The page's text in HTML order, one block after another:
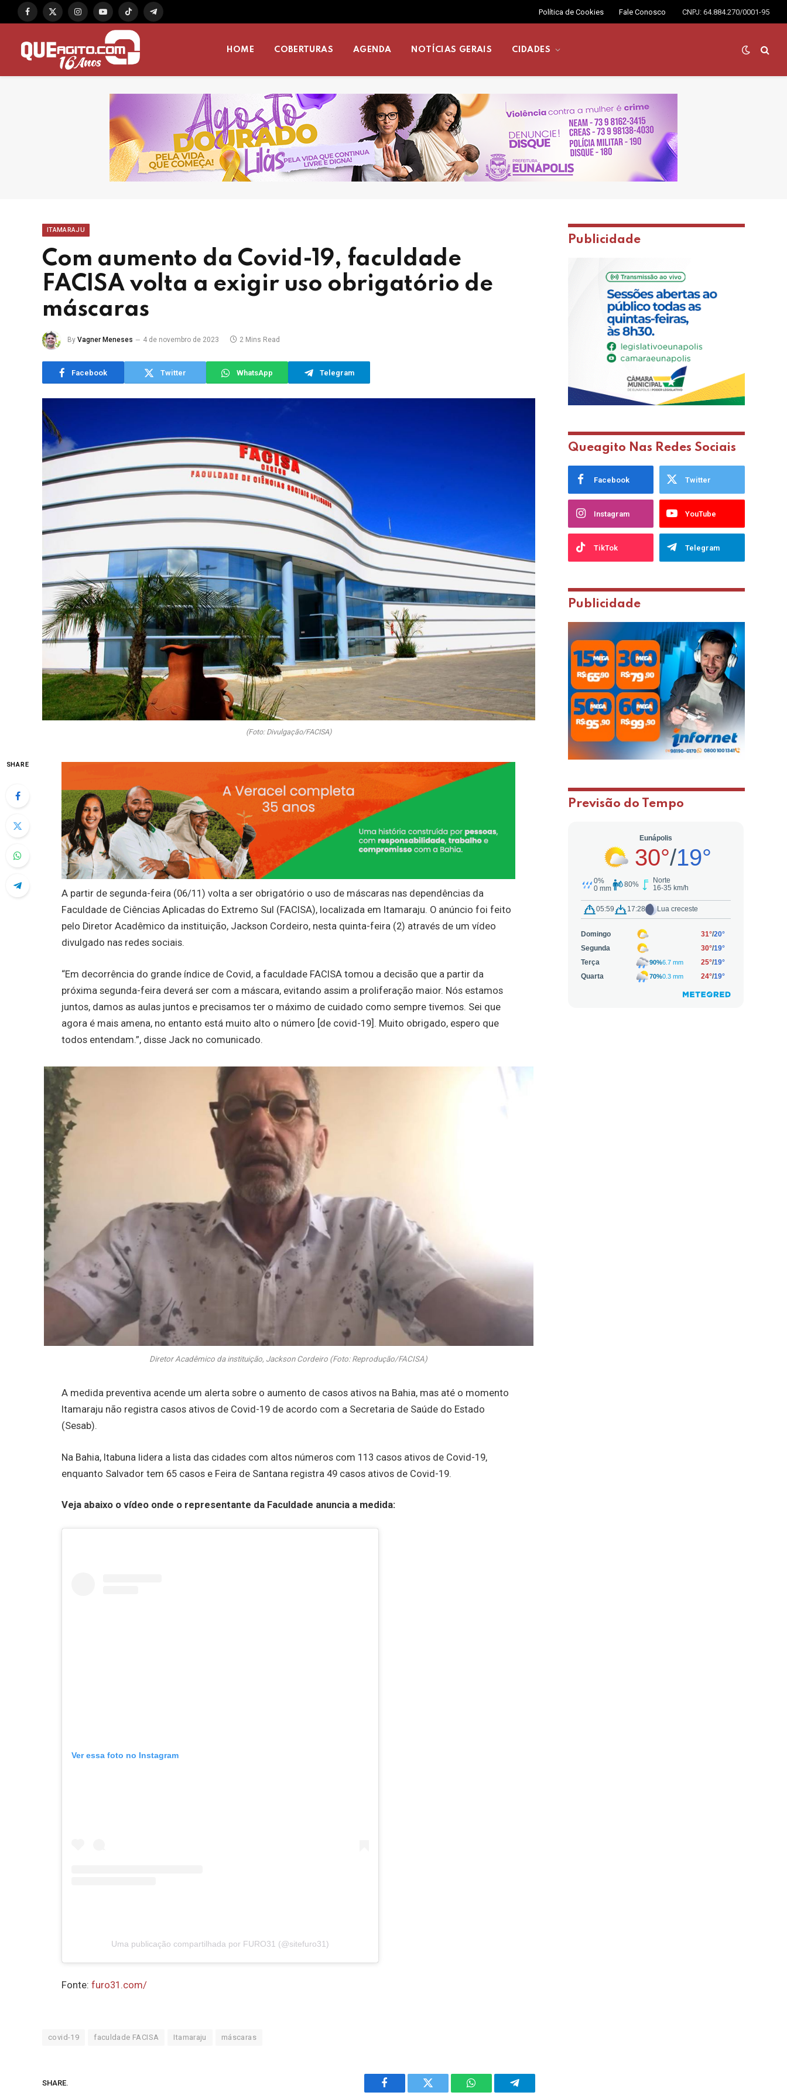
Facebook
X
InstagramYouTubeTikTok Telegram
Política de Cookies Fale Conosco CNPJ: 64.884.270/0001-95
HOME COBERTURAS AGENDA NOTÍCIAS GERAIS CIDADES
ITAMARAJU
Com aumento da Covid-19, faculdade
FACISA volta a exigir uso obrigatório de
máscaras
By Vagner Meneses 4 de novembro de 2023 2 Mins Read
Facebook Twitter WhatsApp Telegram
(Foto: Divulgação/FACISA)
SHARE
A partir de segunda-feira (06/11) volta a ser obrigatório o uso de máscaras nas dependências da
Faculdade de Ciências Aplicadas do Extremo Sul (FACISA), localizada em Itamaraju. O anúncio foi feito
pelo Diretor Acadêmico da instituição, Jackson Cordeiro, nesta quinta-feira (2) através de um vídeo
divulgado nas redes sociais.
“Em decorrência do grande índice de Covid, a faculdade FACISA tomou a decisão que a partir da
próxima segunda-feira deverá ser com a máscara, evitando assim a proliferação maior. Nós estamos
juntos, damos as aulas juntos e precisamos ter o máximo de cuidado como sempre tivemos. Sei que
agora é mais amena, no entanto está muito alto o número [de covid-19]. Muito obrigado, espero que
todos entendam.”, disse Jack no comunicado.
Diretor Acadêmico da instituição, Jackson Cordeiro (Foto: Reprodução/FACISA)
A medida preventiva acende um alerta sobre o aumento de casos ativos na Bahia, mas até o momento
Itamaraju não registra casos ativos de Covid-19 de acordo com a Secretaria de Saúde do Estado
(Sesab).
Na Bahia, Itabuna lidera a lista das cidades com altos números com 113 casos ativos de Covid-19,
enquanto Salvador tem 65 casos e Feira de Santana registra 49 casos ativos de Covid-19.
Veja abaixo o vídeo onde o representante da Faculdade anuncia a medida:
Ver essa foto no Instagram
Uma publicação compartilhada por FURO31 (@sitefuro31)
Fonte:furo31.com/
covid-19 faculdade FACISA Itamaraju máscaras
SHARE.
Facebook Twitter WhatsAppTelegram
Publicidade
Queagito Nas Redes Sociais
Facebook Twitter
Instagram YouTube
TikTok Telegram
Publicidade
Previsão do Tempo